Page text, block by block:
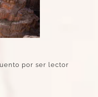
por ser lector